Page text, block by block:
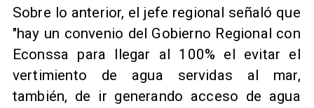
​Sobre lo anterior, el jefe regional señaló que
"hay un convenio del Gobierno Regional con
Econssa para llegar al 100% el evitar el
vertimiento de agua servidas al mar,
también, de ir generando acceso de agua